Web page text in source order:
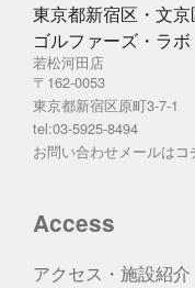
東京都新宿区・文
ゴルファーズ・ラボ
若松河田店
〒162-0053
東京都新宿区原町3-7-1
tel:03-5925-8494
お問い合わせメールはコ
Access
アクセス・施設紹介